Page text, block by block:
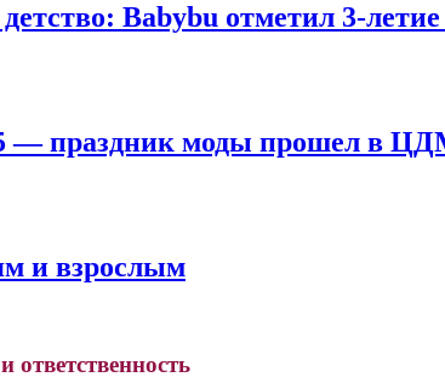
детство: Babybu отметил 3-
— праздник моды прошел в
и взрослым